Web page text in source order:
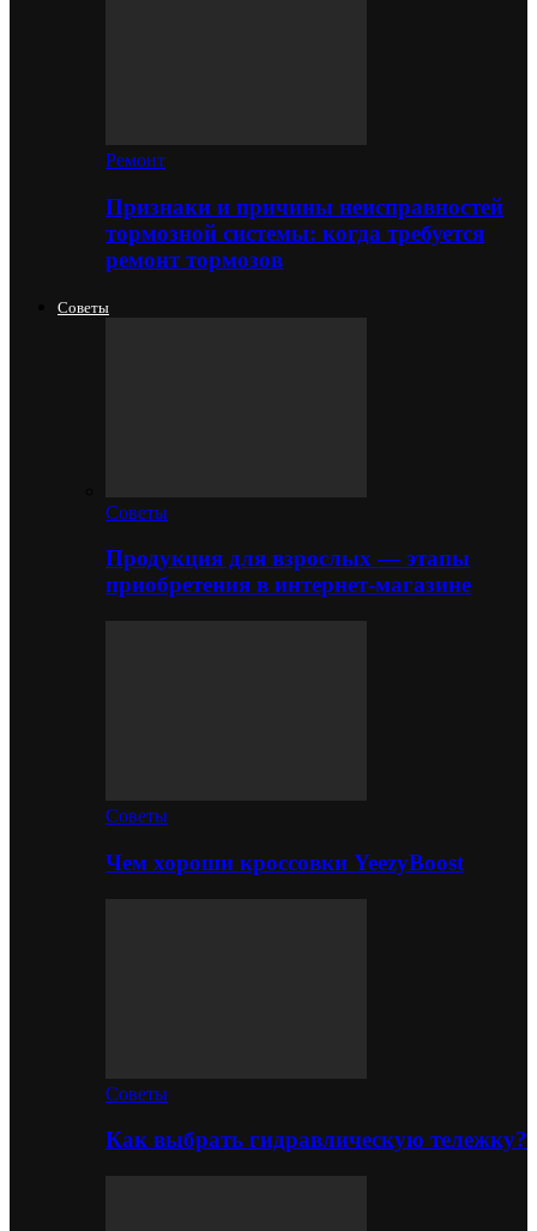
Ремонт
Признаки и причины неисправностей
тормозной системы: когда требуется
ремонт тормозов
Советы
Советы
Продукция для взрослых — этапы
приобретения в интернет-магазине
Советы
Чем хороши кроссовки YeezyBoost
Советы
Как выбрать гидравлическую тележку?